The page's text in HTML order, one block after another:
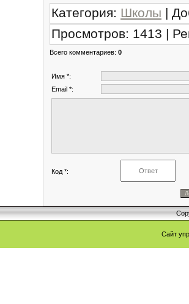
Категория: Школы |
Просмотров: 1413 |
Всего комментариев: 0
Имя *:
Email *:
Код *:
Сайт